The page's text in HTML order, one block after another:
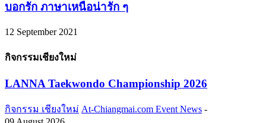
บอกรัก ภาษาเหนือน่ารัก ๆ
12 September 2021
กิจกรรมเชียงใหม่
LANNA Taekwondo Championship 2026
กิจกรรม เชียงใหม่ At-Chiangmai.com Event News -